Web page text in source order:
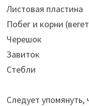
Листовая пластина
Побег и корни
Черешок
Завиток
Стебли
Следует